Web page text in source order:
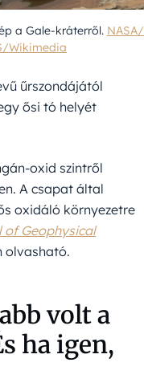
a Gale-kráterről.
Wikimedia
űrszondájától
ősi tó helyét
oxid szintről
A csapat által
oxidáló környezetre
of Geophysical
volt a
ha igen,